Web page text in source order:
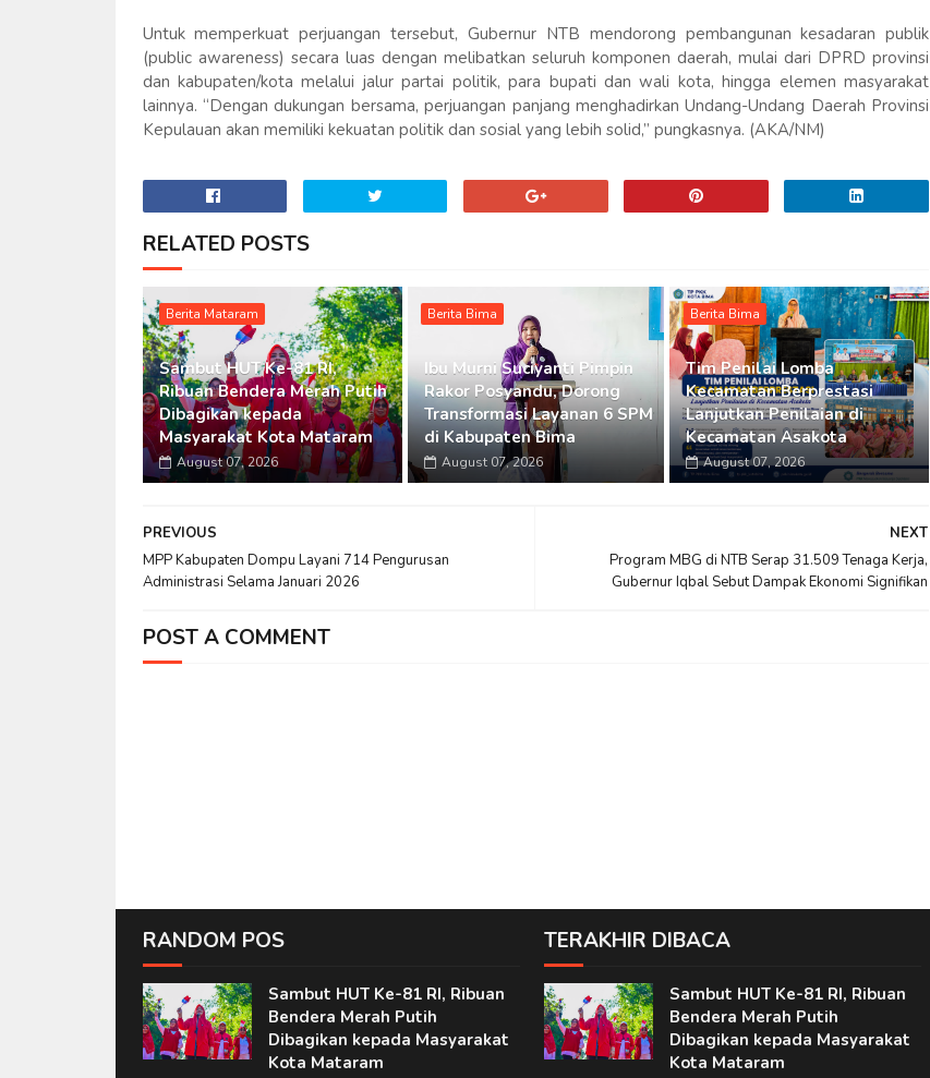
Untuk memperkuat perjuangan tersebut, Gubernur NTB mendorong pembangunan kesadaran publik
(public awareness) secara luas dengan melibatkan seluruh komponen daerah, mulai dari DPRD provinsi
dan kabupaten/kota melalui jalur partai politik, para bupati dan wali kota, hingga elemen masyarakat
lainnya. “Dengan dukungan bersama, perjuangan panjang menghadirkan Undang-Undang Daerah Provinsi
Kepulauan akan memiliki kekuatan politik dan sosial yang lebih solid,” pungkasnya. (AKA/NM)
RELATED POSTS
Berita Mataram
Sambut HUT Ke-81 RI,
Ribuan Bendera Merah Putih
Dibagikan kepada
Masyarakat Kota Mataram
August 07, 2026
Berita Bima
Ibu Murni Suciyanti Pimpin
Rakor Posyandu, Dorong
Transformasi Layanan 6 SPM
di Kabupaten Bima
August 07, 2026
Berita Bima
Tim Penilai Lomba
Kecamatan Berprestasi
Lanjutkan Penilaian di
Kecamatan Asakota
August 07, 2026
NEXT
Program MBG di NTB Serap 31.509 Tenaga Kerja,
Gubernur Iqbal Sebut Dampak Ekonomi Signifikan
PREVIOUS
MPP Kabupaten Dompu Layani 714 Pengurusan
Administrasi Selama Januari 2026
POST A COMMENT
RANDOM POS
Sambut HUT Ke-81 RI, Ribuan
Bendera Merah Putih
Dibagikan kepada Masyarakat
Kota Mataram
TERAKHIR DIBACA
Sambut HUT Ke-81 RI, Ribuan
Bendera Merah Putih
Dibagikan kepada Masyarakat
Kota Mataram